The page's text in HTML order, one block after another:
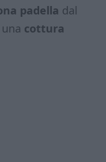
padella dal
cottura